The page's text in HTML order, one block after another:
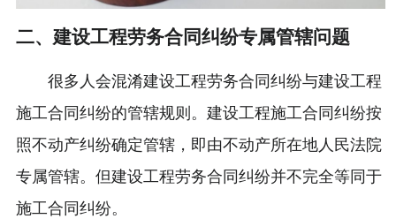
二、建设工程劳务合同纠纷专属管辖问题
很多人会混淆建设工程劳务合同纠纷与建设工程
施工合同纠纷的管辖规则。建设工程施工合同纠纷按
照不动产纠纷确定管辖，即由不动产所在地人民法院
专属管辖。但建设工程劳务合同纠纷并不完全等同于
施工合同纠纷。